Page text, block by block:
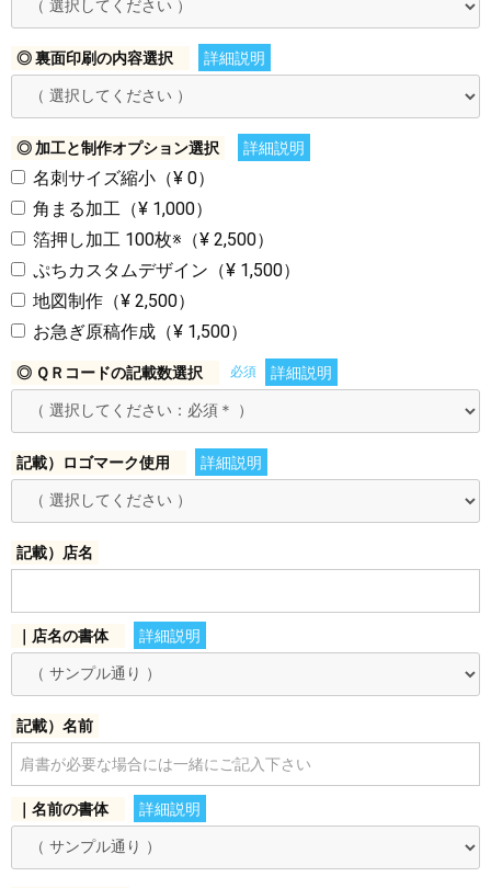
◎ 裏面印刷の内容選択 詳細説明
◎ 加工と制作オプション選択 詳細説明
名刺サイズ縮小（¥ 0）
角まる加工（¥ 1,000）
箔押し加工 100枚※（¥ 2,500）
ぷちカスタムデザイン（¥ 1,500）
地図制作（¥ 2,500）
お急ぎ原稿作成（¥ 1,500）
◎ ＱＲコードの記載数選択 必須 詳細説明
記載）ロゴマーク使用 詳細説明
記載）店名
｜店名の書体 詳細説明
記載）名前
｜名前の書体 詳細説明
お買い物を続ける